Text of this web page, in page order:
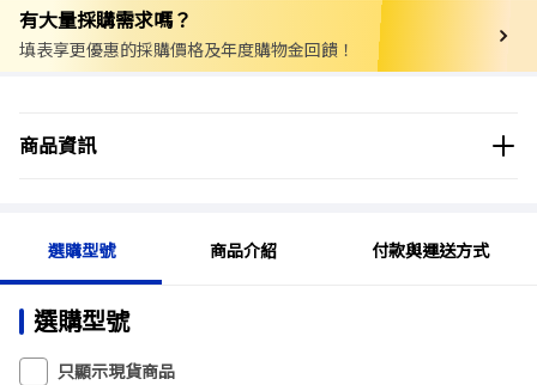
有大量採購需求嗎？
填表享更優惠的採購價格及年度購物金回饋！
商品資訊
商品分類
工藝
選購型號 商品介紹 付款與運送方式
選購型號
只顯示現貨商品